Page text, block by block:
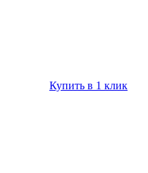
Купить в 1 клик